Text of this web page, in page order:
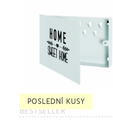
POSLEDNÍ KUSY
BESTSELLER